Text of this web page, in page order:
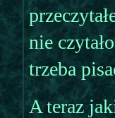
nie
trzeba
A teraz